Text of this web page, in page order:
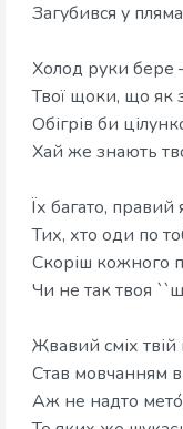
​Загубився у
Холод руки бере
​Твої щоки, що як
​Обігрів би
​Хай же знають
Їх багато, правий
​Тих, хто оди по
​Скоріш кожного
​Чи не так твоя
Жвавий сміх твій
​Став мовчанням в
​Аж не надто